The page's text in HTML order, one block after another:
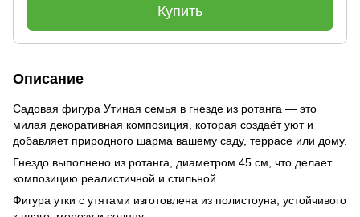
Купить
Описание
Садовая фигура Утиная семья в гнезде из ротанга — это
милая декоративная композиция, которая создаёт уют и
добавляет природного шарма вашему саду, террасе или дому.
Гнездо выполнено из ротанга, диаметром 45 см, что делает
композицию реалистичной и стильной.
Фигура утки с утятами изготовлена из полистоуна, устойчивого